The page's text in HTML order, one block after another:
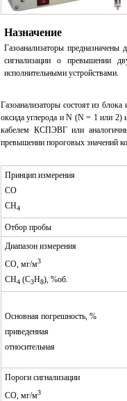
Назначение
Газоанализаторы
сигнализации о превышении
исполнительными устройствами.
Газоанализаторы состоят из
оксида углерода и N (N = 1 или 2)
кабелем КСПЭВГ или
превышении пороговых значений
Принцип измерения
CО
СН4
Отбор пробы
Диапазон измерения
СО, мг/м3
СН4 (С3Н8), %об.
Основная погрешность, %
приведенная
относительная
Пороги сигнализации
СО, мг/м3